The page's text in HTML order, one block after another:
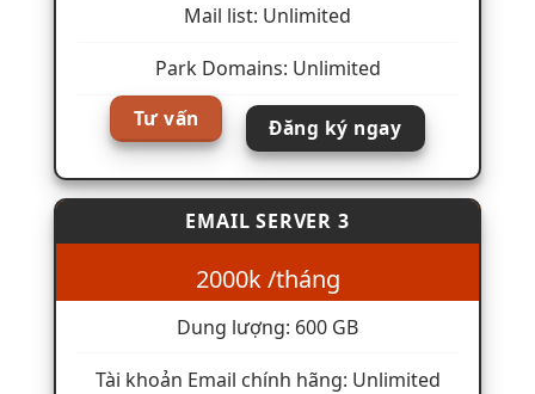
Mail list: Unlimited
Park Domains: Unlimited
Tư vấn
Đăng ký ngay
EMAIL SERVER 3
2000k /tháng
Dung lượng: 600 GB
Tài khoản Email chính hãng: Unlimited